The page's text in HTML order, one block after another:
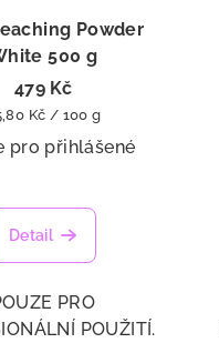
Powder
500 g
479 Kč
Kč / 100 g
pro přihlášené
Detail
PRO
POUŽITÍ.